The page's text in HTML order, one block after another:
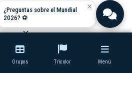
close
close
¿Preguntas sobre el Mundial
2026? ⚽
Grupos Tricolor Menú